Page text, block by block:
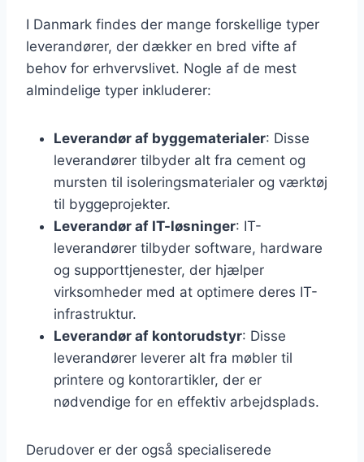
I Danmark findes der mange forskellige typer
leverandører, der dækker en bred vifte af
behov for erhvervslivet. Nogle af de mest
almindelige typer inkluderer:
Leverandør af byggematerialer: Disse
leverandører tilbyder alt fra cement og
mursten til isoleringsmaterialer og værktøj
til byggeprojekter.
Leverandør af IT-løsninger: IT-
leverandører tilbyder software, hardware
og supporttjenester, der hjælper
virksomheder med at optimere deres IT-
infrastruktur.
Leverandør af kontorudstyr: Disse
leverandører leverer alt fra møbler til
printere og kontorartikler, der er
nødvendige for en effektiv arbejdsplads.
Derudover er der også specialiserede